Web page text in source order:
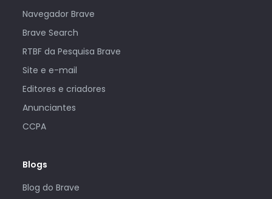
Navegador Brave
Brave Search
RTBF da Pesquisa Brave
Site e e-mail
Editores e criadores
Anunciantes
CCPA
Blogs
Blog do Brave